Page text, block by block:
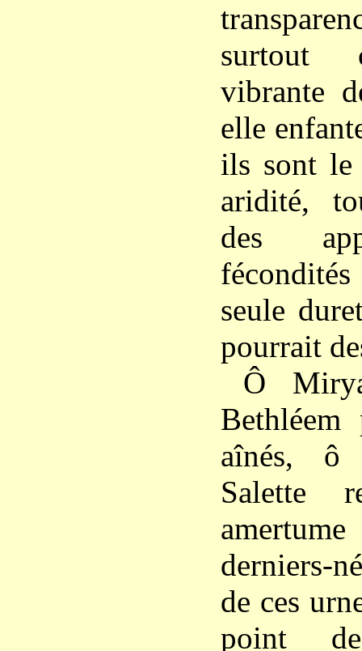
surtout
vibrante
elle
ils sont le
aridité,
des
seule
pourrait
Ô
aînés,
Salette
derniers-
de ces
point